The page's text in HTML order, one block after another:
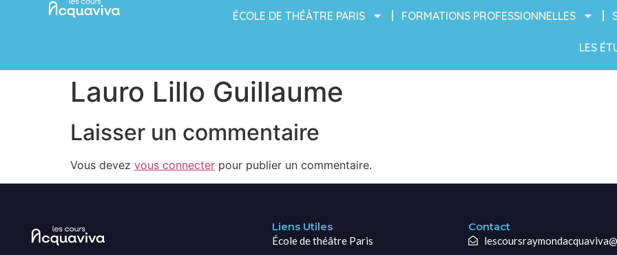
ÉCOLE DE THÉÂTRE PARIS FORMATIONS PROFESSIONNELLES
LES
Lauro Lillo Guillaume
Laisser un commentaire
Vous devez vous connecter pour publier un commentaire.
Liens Utiles
École de théâtre Paris
Contact